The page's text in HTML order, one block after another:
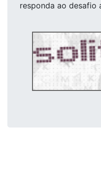
responda ao desafio